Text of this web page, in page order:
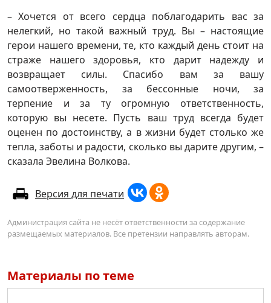
– Хочется от всего сердца поблагодарить вас за
нелегкий, но такой важный труд. Вы – настоящие
герои нашего времени, те, кто каждый день стоит на
страже нашего здоровья, кто дарит надежду и
возвращает силы. Спасибо вам за вашу
самоотверженность, за бессонные ночи, за
терпение и за ту огромную ответственность,
которую вы несете. Пусть ваш труд всегда будет
оценен по достоинству, а в жизни будет столько же
тепла, заботы и радости, сколько вы дарите другим, –
сказала Эвелина Волкова.
Версия для печати
Администрация сайта не несёт ответственности за содержание
размещаемых материалов. Все претензии направлять авторам.
Материалы по теме